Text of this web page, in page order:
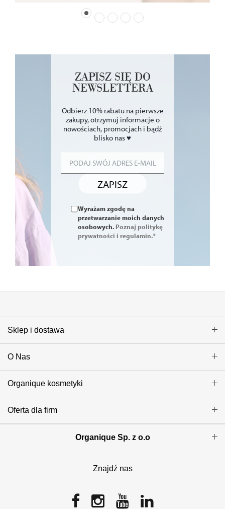
ZAPISZ SIĘ DO
NEWSLETTERA
Odbierz 10% rabatu na pierwsze
zakupy, otrzymuj informacje o
nowościach, promocjach i bądź
blisko nas ♥
ZAPISZ
Wyrażam zgodę na
przetwarzanie moich danych
osobowych. Poznaj politykę
prywatności i regulamin.*
Sklep i dostawa
O Nas
Organique kosmetyki
Oferta dla firm
Organique Sp. z o.o
Znajdź nas